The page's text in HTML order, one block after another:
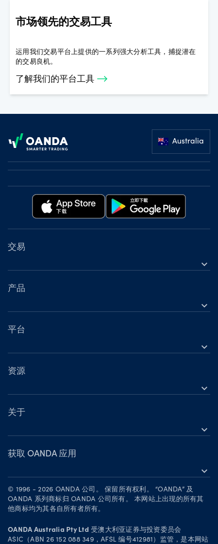
市场领先的交易工具
运用我们交易平台上提供的一系列强大分析工具，捕捉潜在
的交易良机。
了解我们的平台工具
Australia
交易
expand_more
金融工具
产品
expand_more
外汇差价合约（CFD）
平台
expand_more
OANDA 移动版
资源
expand_more
帮助
关于
expand_more
OANDA 集团
成为合作伙伴
法律文件
安全实践
Your Privacy Rights
获取 OANDA 应用
expand_more
在 App Store 下载
在 Google Play 上下载
在 TradingView 上进行交易
© 1996 - 2026 OANDA 公司。 保留所有权利。 “OANDA” 及
OANDA 系列商标归 OANDA 公司所有。 本网站上出现的所有其
他商标均为其各自所有者所有。
OANDA Australia Pty Ltd 受澳大利亚证券与投资委员会
ASIC（ABN 26 152 088 349，AFSL 编号412981）监管，是本网站